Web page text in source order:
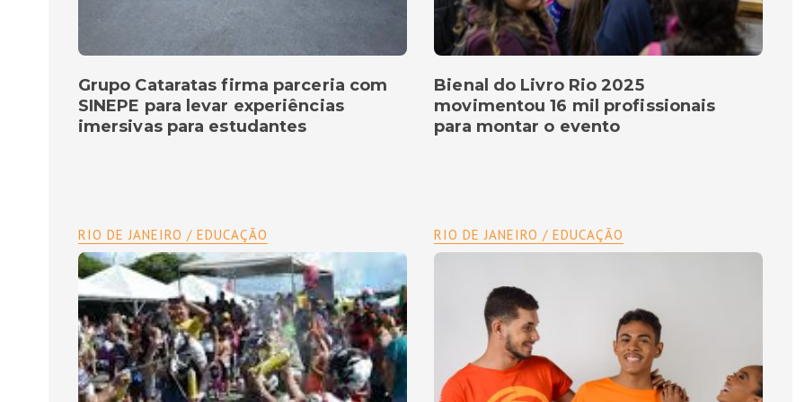
Bienal do Livro Rio 2025
movimentou 16 mil profissionais
para montar o evento
Grupo Cataratas firma parceria com
SINEPE para levar experiências
imersivas para estudantes
RIO DE JANEIRO / EDUCAÇÃO
RIO DE JANEIRO / EDUCAÇÃO